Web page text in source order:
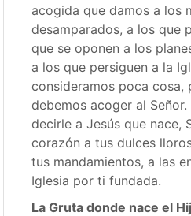
acogida que damos a los
desamparados, a los que
que se oponen a los
a los que persiguen a la
consideramos poca cosa,
debemos acoger al
decirle a Jesús que nace,
corazón a tus dulces
tus mandamientos, a las
Iglesia por ti fundada.
La Gruta donde nace el